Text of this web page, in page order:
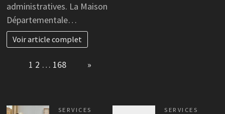
administratives. La Maison
Départementale…
Voir article complet
1 2 … 168 »
SERVICES
SERVICES